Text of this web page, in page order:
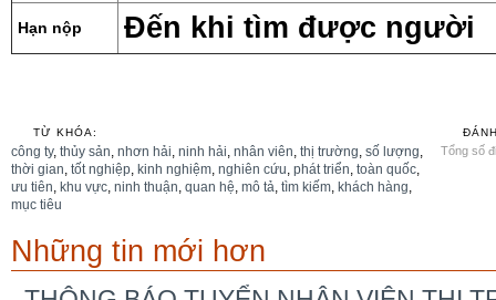
Hạn nộp Đến khi tìm được người
TỪ KHÓA:
công ty, thủy sản nhơn hải ninh hải nhân viên thị trường số lượng
thời gian tốt nghiệp kinh nghiệm nghiên cứu phát triển toàn quốc
ưu tiên khu vực ninh thuận quan hệ mô tả tìm kiếm khách hàng
mục tiêu
Tổng số
Những tin mới hơn